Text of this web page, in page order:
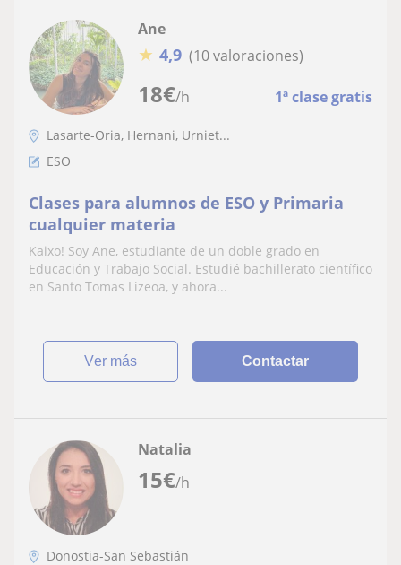
18€/h 1ª clase gratis
Ane
★ 4,9 (10 valoraciones)
Lasarte-Oria, Hernani, Urniet...
ESO
Clases para alumnos de ESO y Primaria
cualquier materia
Kaixo! Soy Ane, estudiante de un doble grado en
Educación y Trabajo Social. Estudié bachillerato científico
en Santo Tomas Lizeoa, y ahora...
ver más Contactar
15€/h
Natalia
Donostia-San Sebastián